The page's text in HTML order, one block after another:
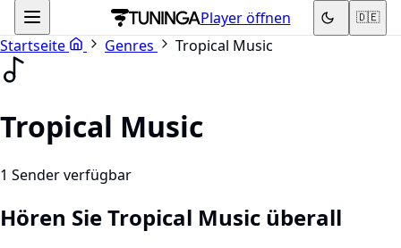
Player öffnen 🇩🇪
Startseite Genres Tropical Music
Tropical Music
1 Sender verfügbar
Hören Sie Tropical Music überall